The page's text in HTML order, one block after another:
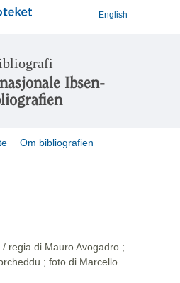
English
Ibsen-
Om bibliografien
regia di Mauro Avogadro ;
; foto di Marcello